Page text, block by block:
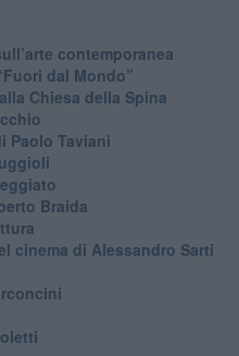
contemporanea
dal Mondo”
Chiesa della Spina
Paolo Taviani
Braida
cinema di Alessandro Sarti